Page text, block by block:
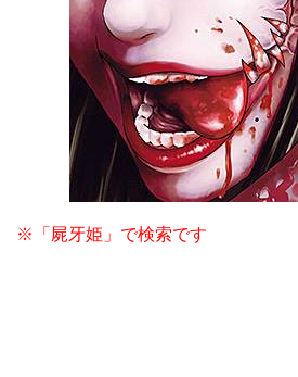
※「屍牙姫」で検索です